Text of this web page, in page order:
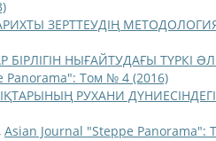
ЗЕРТТЕУДІҢ
БІРЛІГІН НЫҒАЙТУДАҒЫ ТҮРКІ
Panorama": Том № 4 (2016)
РУХАНИ
Asian Journal "Steppe Panorama":